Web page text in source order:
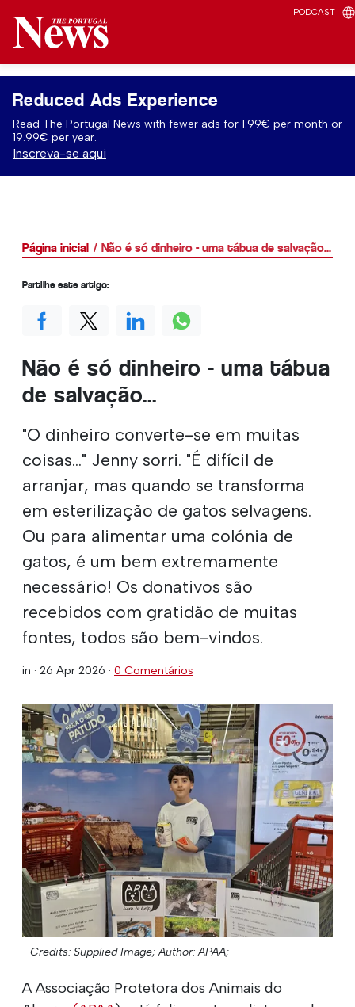
PODCAST
Reduced Ads Experience
Read The Portugal News with fewer ads for 1.99€ per month or
19.99€ per year.
Inscreva-se aqui
Página inicial Não é só dinheiro - uma tábua de salvação...
Não é só dinheiro - uma tábua
de salvação...
"O dinheiro converte-se em muitas
coisas..." Jenny sorri. "É difícil de
arranjar, mas quando se transforma
em esterilização de gatos selvagens.
Ou para alimentar uma colónia de
gatos, é um bem extremamente
necessário! Os donativos são
recebidos com gratidão de muitas
fontes, todos são bem-vindos.
in · 26 Apr 2026 · 0 Comentários
Credits: Supplied Image; Author: APAA;
A Associação Protetora dos Animais do
Partilhe este artigo: